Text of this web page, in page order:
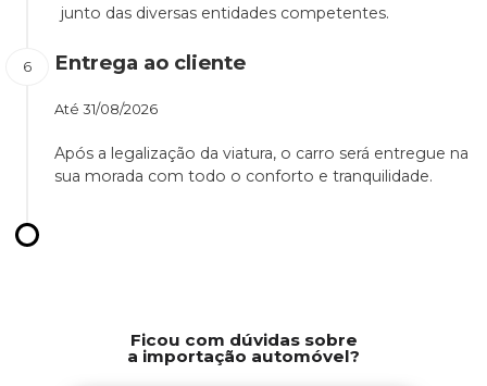
junto das diversas entidades competentes.
Entrega ao cliente
Até 31/08/2026
Após a legalização da viatura, o carro será entregue na
sua morada com todo o conforto e tranquilidade.
Ficou com dúvidas sobre
a importação automóvel?